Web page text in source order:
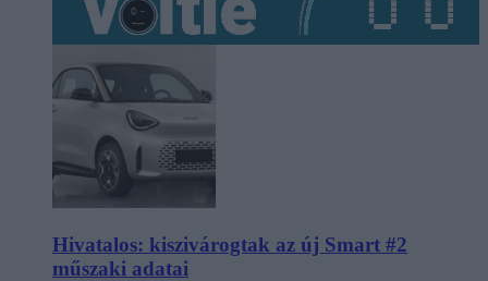
Hivatalos: kiszivárogtak az új Smart #2
műszaki adatai